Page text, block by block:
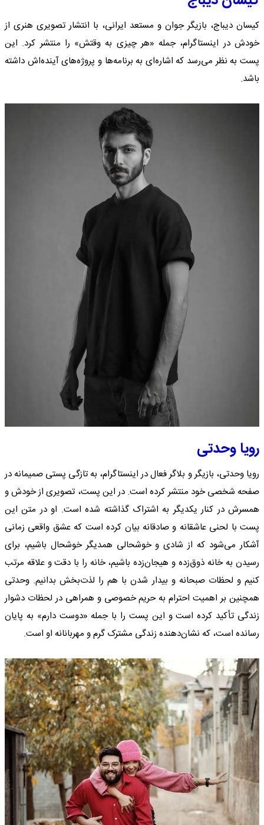
کیسان دیباج، بازیگر جوان و مستعد ایرانی، با انتشار تصویری هنری از
خودش در اینستاگرام، جمله «هر چیزی به وقتش» را منتشر کرد. این
پست به نظر می‌رسد که اشاره‌ای به برنامه‌ها و پروژه‌های آینده‌اش داشته
باشد.
رویا وحدتی
رویا وحدتی، بازیگر و بلاگر فعال در اینستاگرام، به تازگی پستی صمیمانه در
صفحه شخصی خود منتشر کرده است. در این پست، تصویری از خودش و
همسرش در کنار یکدیگر به اشتراک گذاشته شده است. او در متن این
پست با لحنی عاشقانه و صادقانه بیان کرده است که عشق واقعی زمانی
آشکار می‌شود که از شادی و خوشحالی همدیگر خوشحال باشیم، برای
رسیدن به خانه ذوق‌زده و هیجان‌زده باشیم، خانه را با دقت و علاقه مرتب
کنیم و لحظات صبحانه و بیدار شدن با هم را لذت‌بخش بدانیم. وحدتی
همچنین بر اهمیت احترام به حریم خصوصی و همراهی در لحظات دشوار
زندگی تأکید کرده است و این پست را با جمله «دوست دارم» به پایان
رسانده است، که نشان‌دهنده زندگی مشترک گرم و مهربانانه او است.